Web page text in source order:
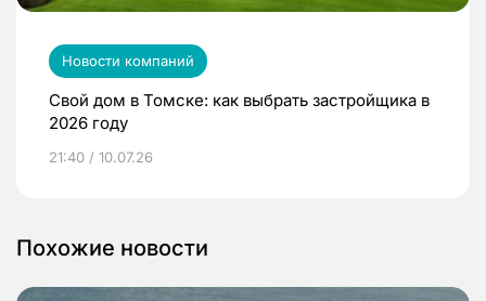
Новости компаний
Свой дом в Томске: как выбрать застройщика в
2026 году
21:40 / 10.07.26
Похожие новости